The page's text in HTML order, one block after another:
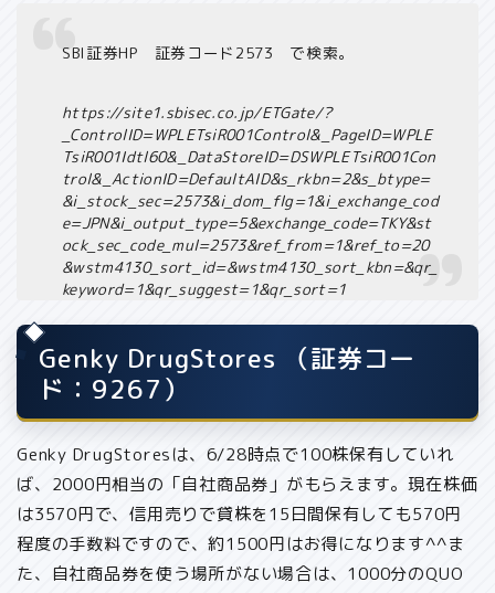
SBI証券HP 証券コード2573 で検索。
https://site1.sbisec.co.jp/ETGate/?
_ControlID=WPLETsiR001Control&_PageID=WPLE
TsiR001Idtl60&_DataStoreID=DSWPLETsiR001Con
trol&_ActionID=DefaultAID&s_rkbn=2&s_btype=
&i_stock_sec=2573&i_dom_flg=1&i_exchange_cod
e=JPN&i_output_type=5&exchange_code=TKY&st
ock_sec_code_mul=2573&ref_from=1&ref_to=20
&wstm4130_sort_id=&wstm4130_sort_kbn=&qr_
keyword=1&qr_suggest=1&qr_sort=1
Genky DrugStores （証券コー
ド：9267）
Genky DrugStoresは、6/28時点で100株保有していれ
ば、2000円相当の 「自社商品券」 がもらえます。現在株価
は3570円で、信用売りで貸株を15日間保有しても570円
程度の手数料ですので、約1500円はお得になります^^ま
た、 自社商品券を使う場所がない場合は、1000分のQUO